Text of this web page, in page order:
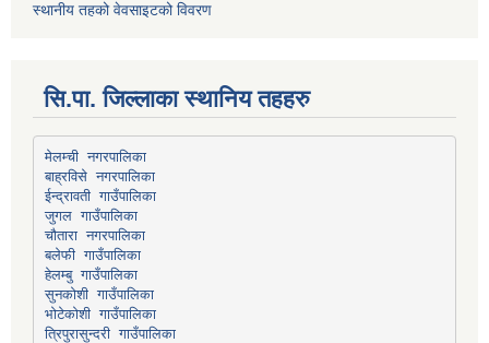
स्थानीय तहको वेवसाइटको विवरण
सि.पा. जिल्लाका स्थानिय तहहरु
मेलम्ची नगरपालिका
बाह्रविसे नगरपालिका
ईन्द्रावती गाउँपालिका
जुगल गाउँपालिका
चौतारा नगरपालिका
बलेफी गाउँपालिका
हेलम्बु गाउँपालिका
सुनकोशी गाउँपालिका
भोटेकोशी गाउँपालिका
त्रिपुरासुन्दरी गाउँपालिका